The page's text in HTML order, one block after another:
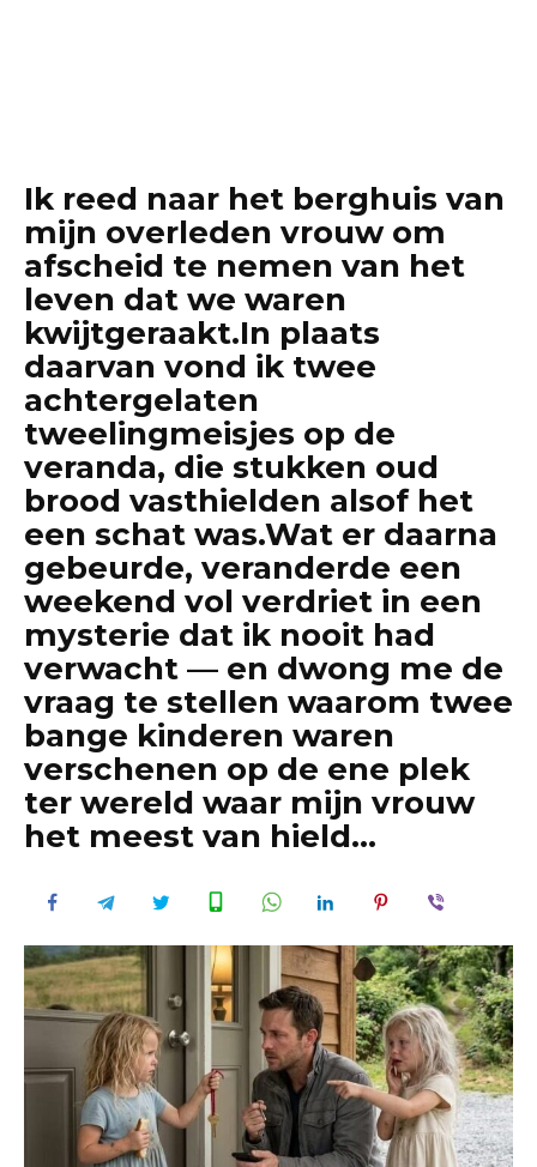
Ik reed naar het berghuis van
mijn overleden vrouw om
afscheid te nemen van het
leven dat we waren
kwijtgeraakt.In plaats
daarvan vond ik twee
achtergelaten
tweelingmeisjes op de
veranda, die stukken oud
brood vasthielden alsof het
een schat was.Wat er daarna
gebeurde, veranderde een
weekend vol verdriet in een
mysterie dat ik nooit had
verwacht — en dwong me de
vraag te stellen waarom twee
bange kinderen waren
verschenen op de ene plek
ter wereld waar mijn vrouw
het meest van hield…